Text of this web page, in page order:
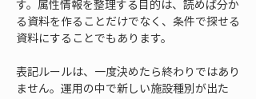
す。属性情報を整理する目的は、読めば分か
る資料を作ることだけでなく、条件で探せる
資料にすることでもあります。
表記ルールは、一度決めたら終わりではあり
ません。運用の中で新しい施設種別が出た